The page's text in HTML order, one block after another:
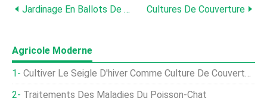
Jardinage En Ballots De Paille Cultures De Couverture
Agricole Moderne
Cultiver Le Seigle D'hiver Comme Culture De Couverture De Jardin
Traitements Des Maladies Du Poisson-Chat